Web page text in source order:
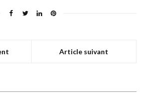
Article suivant